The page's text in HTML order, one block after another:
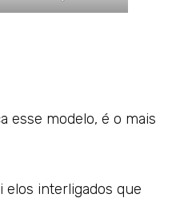
esse modelo, é o mais
elos interligados que